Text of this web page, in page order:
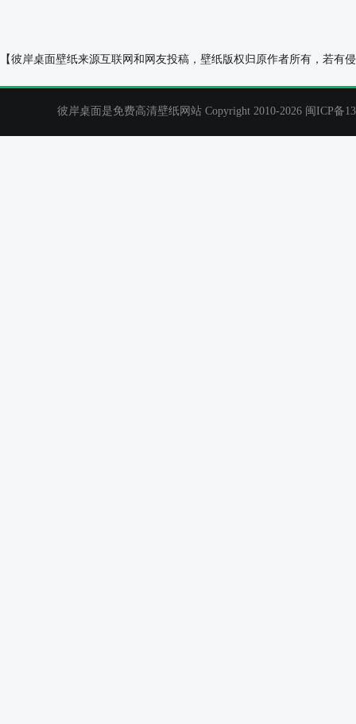
【彼岸桌面壁纸来源互联网和网友投稿，壁纸版权归原作者所有，若
彼岸桌面是免费高清壁纸网站 Copyright 2010-2026 闽ICP备